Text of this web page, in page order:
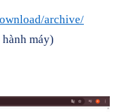
archive/
máy)